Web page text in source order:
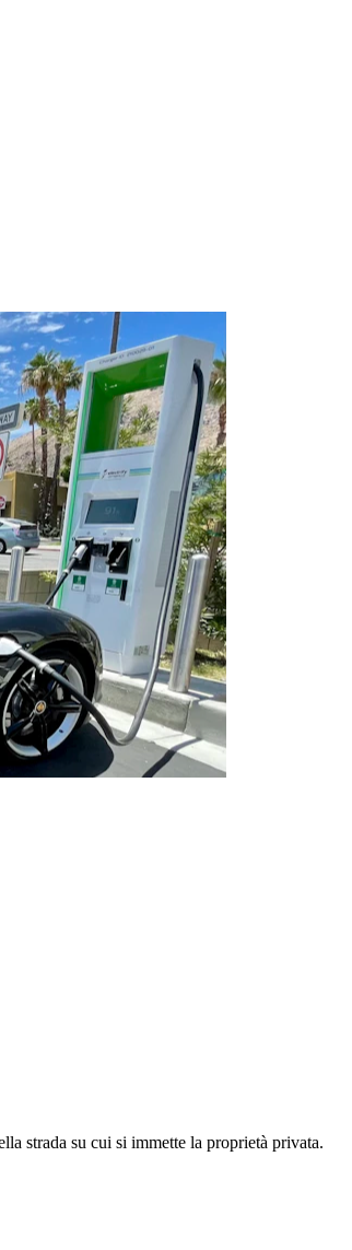
strada su cui si immette la proprietà privata.